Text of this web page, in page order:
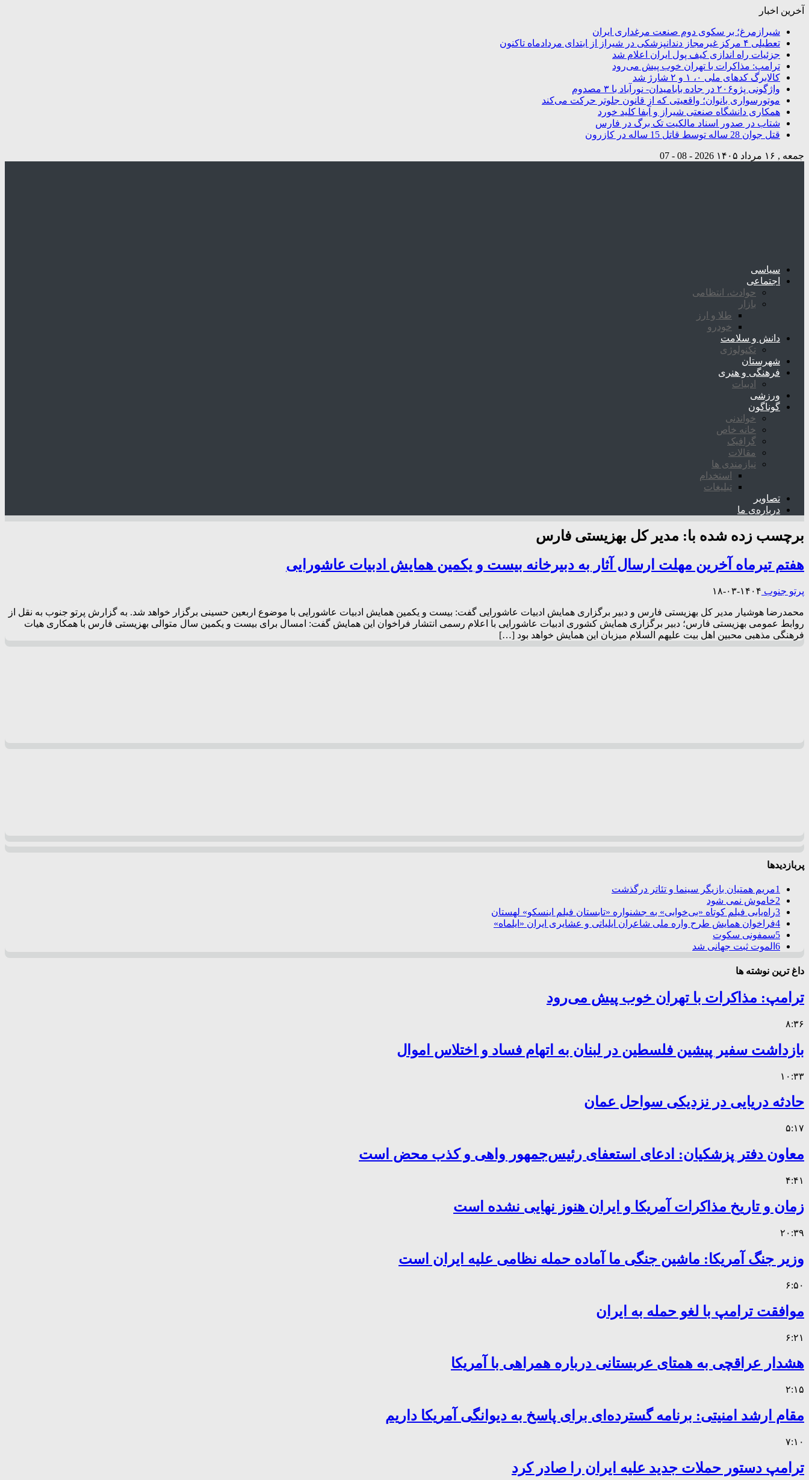
آخرین اخبار
شیرازمرغ؛ بر سکوی دوم صنعت مرغداری ایران
تعطیلی ۴ مرکز غیرمجاز دندانپزشکی در شیراز از ابتدای مردادماه تاکنون
جزئیات راه اندازی کیف پول ایران اعلام شد
ترامپ: مذاکرات با تهران خوب پیش می‌رود
کالابرگ کدهای ملی ۰، ۱ و ۲ شارژ شد
واژگونی پژو۲۰۶ در جاده بابامیدان- نورآباد با ۳ مصدوم
موتورسواری بانوان؛ واقعیتی که از قانون جلوتر حرکت می‌کند
همکاری دانشگاه صنعتی شیراز و آبفا کلید خورد
شتاب در صدور اسناد مالکیت تک برگ در فارس
قتل جوان 28 ساله توسط قاتل 15 ساله در کازرون
جمعه , ۱۶ مرداد ۱۴۰۵ 2026 - 08 - 07
سیاسی
اجتماعی
حوادث، انتظامی
بازار
طلا و ارز
خودرو
دانش و سلامت
تکنولوژی
شهرستان
فرهنگی و هنری
ادبیات
ورزشی
گوناگون
خواندنی
خانه خاص
گرافیک
مقالات
نیازمندی ها
استخدام
تبلیغات
تصاویر
درباره‌ی ما
برچسب زده شده با: مدیر کل بهزیستی فارس
هفتم تیرماه آخرین مهلت ارسال آثار به دبیرخانه بیست و یکمین همایش ادبیات عاشورایی
پرتو جنوب ۱۴۰۴-۰۳-۱۸
محمدرضا هوشیار مدیر کل بهزیستی فارس و دبیر برگزاری همایش ادبیات عاشورایی گفت: بیست و یکمین همایش ادبیات عاشورایی با موضوع اربعین حسینی برگزار خواهد شد. به گزارش پرتو جنوب به نقل از
روابط عمومی بهزیستی فارس؛ دبیر برگزاری همایش کشوری ادبیات عاشورایی با اعلام رسمی انتشار فراخوان این همایش گفت: امسال برای بیست و یکمین سال متوالی بهزیستی فارس با همکاری هیات
فرهنگی مذهبی محبین اهل بیت علیهم السلام میزبان این همایش خواهد بود […]
پربازدیدها
1مریم همتیان بازیگر سینما و تئاتر درگذشت
2خاموش نمی شود
3راه‌یابی فیلم کوتاه «بی‌خوابی» به جشنواره «تابستان فیلم اینسکو» لهستان
4فراخوان همایش طرح واره ملی شاعران ایلیاتی و عشایری ایران «ایلماه»
5سمفونی سکوت
6 الموت ثبت جهانی شد
داغ ترین نوشته ها
ترامپ: مذاکرات با تهران خوب پیش می‌رود
۸:۳۶
بازداشت سفیر پیشین فلسطین در لبنان به اتهام فساد و اختلاس اموال
۱۰:۳۳
حادثه دریایی در نزدیکی سواحل عمان
۵:۱۷
معاون دفتر پزشکیان: ادعای استعفای رئیس‌جمهور واهی و کذب محض است
۴:۴۱
زمان و تاریخ مذاکرات آمریکا و ایران هنوز نهایی نشده است
۲۰:۳۹
وزیر جنگ آمریکا: ماشین جنگی ما آماده حمله نظامی علیه ایران است
۶:۵۰
موافقت ترامپ با لغو حمله به ایران
۶:۲۱
هشدار عراقچی به همتای عربستانی درباره همراهی با آمریکا
۲:۱۵
مقام ارشد امنیتی: برنامه گسترده‌ای برای پاسخ به دیوانگی آمریکا داریم
۷:۱۰
ترامپ دستور حملات جدید علیه ایران را صادر کرد